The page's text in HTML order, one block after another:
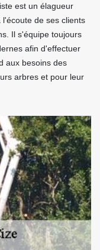
est un élagueur
de ses clients
Il s'équipe toujours
afin d'effectuer
aux besoins des
arbres et pour leur